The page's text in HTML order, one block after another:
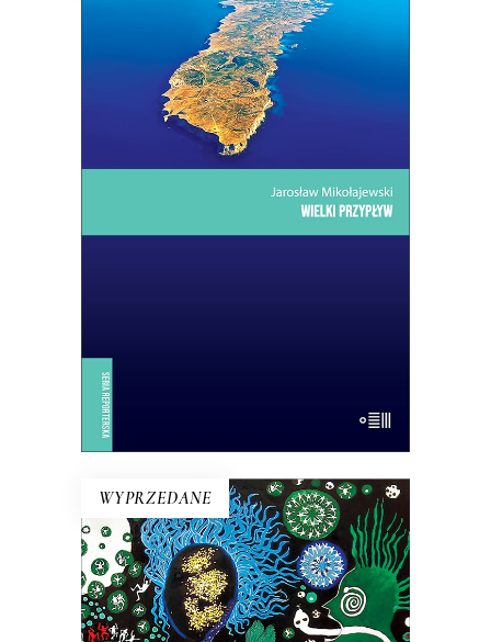
WIELKI PRZYPŁYW
Mikołajewski z czułością i delikatnością
kreśli reporterski portret wyspy –
przedsionka Ziemi Obiecanej
uchodźców. Lampedusa jest kroplą:
WYPRZEDANE
JESTEM EGZALTOWANĄ